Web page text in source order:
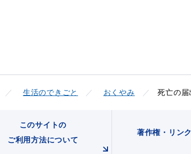
生活のできごと おくやみ 死亡の届
このサイトの
ご利用方法について
著作権・リン